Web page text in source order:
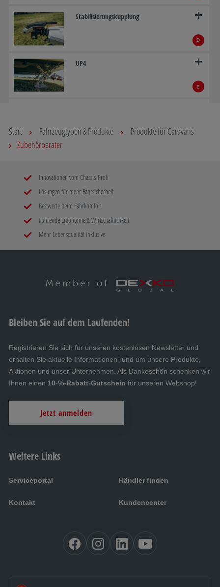
Stabilisierungskupplung
D
UP4
E
ATC - AL-KO Trailer Control
Wagenheber
Euro-Delta-Schräglenkerachse
AL-KO Rangiersystem RANGER
Start Fahrzeugtypen & Produkte
Produkte für Caravans
Zubehörberater
Innovationen vom Chassis-Profi
Lösungen für mehr Fahrsicherheit
Bestwerte beim Fahrkomfort
Führende Ergonomie & Wirtschaftlichkeit
Mehr Lebensqualität inklusive
Weitere Links
Serviceportal Händler finden
Kontakt Kundencenter
Bleiben Sie auf dem Laufenden!
Registrieren Sie sich für unseren kostenlosen Newsletter und
erhalten Sie aktuelle Informationen rund um unsere Produkte,
Aktionen und unser Unternehmen. Als Dankeschön schenken wir
Ihnen einen 10-%-Rabatt-Gutschein für unseren Webshop!
Jetzt anmelden